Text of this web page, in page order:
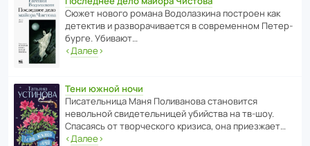
Сюжет нового романа Водо­ла­з­кина пост­роен как
дете­ктив и разво­ра­чи­ва­ется в совре­менном Пете­р­
бурге. Убивают…
‹Далее›
Тени южной ночи
Писа­тель­ница Маня Поли­ва­нова стано­вится
невольной свиде­тель­ницей убийства на тв-шоу.
Спасаясь от твор­че­с­кого кризиса, она приезжает…
‹Далее›